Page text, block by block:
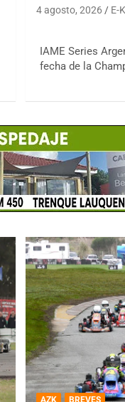
4 agosto, 2026 E-
IAME Series
fecha de la
AZK BREVES